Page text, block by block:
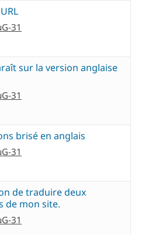
31
sur la version anglaise
31
brisé en anglais
31
de traduire deux
de mon site.
31